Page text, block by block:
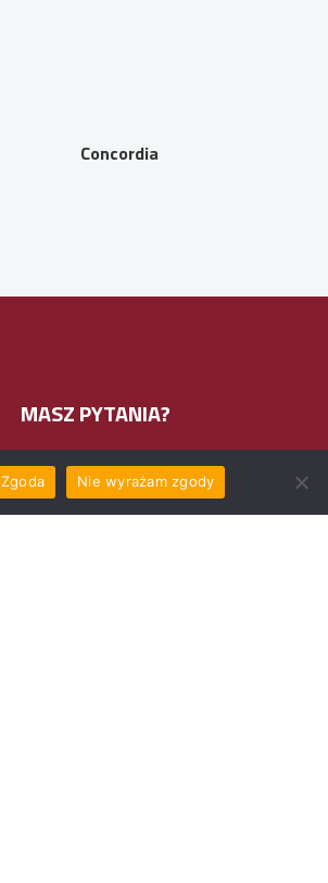
Concordia
MASZ PYTANIA?
(41) 368 45 04
biuro@klc-seeds.pl
Zgoda Nie wyrażam zgody